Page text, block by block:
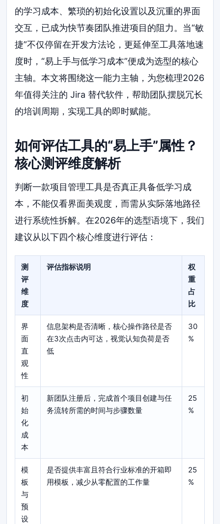
的学习成本、繁琐的初始化设置以及沉重的界面
交互，已成为快节奏团队推进项目的阻力。当“敏
捷”不仅停留在开发方法论，更延伸至工具落地速
度时，“易上手与低学习成本”便成为选型的核心
主轴。本文将围绕这一能力主轴，为您梳理2026
年值得关注的 Jira 替代软件，帮助团队摆脱冗长
的培训周期，实现工具的即时赋能。
如何评估工具的“易上手”属性？
核心测评维度解析
判断一款项目管理工具是否真正具备低学习成
本，不能仅看界面美观度，而需从实际落地路径
进行系统性拆解。在2026年的选型语境下，我们
建议从以下四个核心维度进行评估：
测
评
维
度
评估指标说明
权
重
占
比
界
面
直
观
性
信息架构是否清晰，核心操作路径是否
在3次点击内可达，视觉认知负荷是否
低
30
%
初
始
化
成
本
新团队注册后，完成首个项目创建与任
务流转所需的时间与步骤数量
25
%
模
板
与
预
设
是否提供丰富且符合行业标准的开箱即
用模板，减少从零配置的工作量
25
%